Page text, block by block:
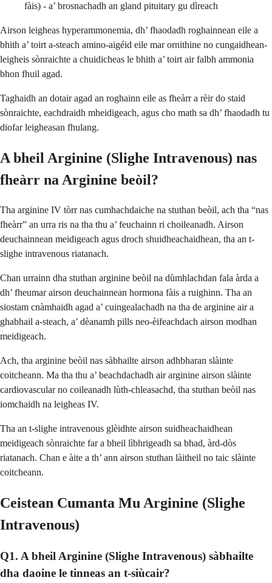
fàis) - a’ brosnachadh an gland pituitary gu dìreach
Airson leigheas hyperammonemia, dh’ fhaodadh roghainnean eile a
bhith a’ toirt a-steach amino-aigéid eile mar ornithine no cungaidhean-
leigheis sònraichte a chuidicheas le bhith a’ toirt air falbh ammonia
bhon fhuil agad.
Taghaidh an dotair agad an roghainn eile as fheàrr a rèir do staid
sònraichte, eachdraidh mheidigeach, agus cho math sa dh’ fhaodadh tu
diofar leigheasan fhulang.
A bheil Arginine (Slighe Intravenous) nas
fheàrr na Arginine beòil?
Tha arginine IV tòrr nas cumhachdaiche na stuthan beòil, ach tha “nas
fheàrr” an urra ris na tha thu a’ feuchainn ri choileanadh. Airson
deuchainnean meidigeach agus droch shuidheachaidhean, tha an t-
slighe intravenous riatanach.
Chan urrainn dha stuthan arginine beòil na dùmhlachdan fala àrda a
dh’ fheumar airson deuchainnean hormona fàis a ruighinn. Tha an
siostam cnàmhaidh agad a’ cuingealachadh na tha de arginine air a
ghabhail a-steach, a’ dèanamh pills neo-èifeachdach airson modhan
meidigeach.
Ach, tha arginine beòil nas sàbhailte airson adhbharan slàinte
coitcheann. Ma tha thu a’ beachdachadh air arginine airson slàinte
cardiovascular no coileanadh lùth-chleasachd, tha stuthan beòil nas
iomchaidh na leigheas IV.
Tha an t-slighe intravenous glèidhte airson suidheachaidhean
meidigeach sònraichte far a bheil lìbhrigeadh sa bhad, àrd-dòs
riatanach. Chan e àite a th’ ann airson stuthan làitheil no taic slàinte
coitcheann.
Ceistean Cumanta Mu Arginine (Slighe
Intravenous)
Q1. A bheil Arginine (Slighe Intravenous) sàbhailte
dha daoine le tinneas an t-siùcair?